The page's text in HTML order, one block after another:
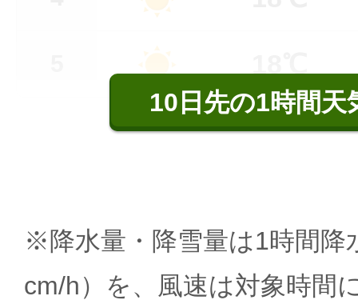
10日先の1時間天
※降水量・降雪量は1時間降
cm/h）を、風速は対象時間